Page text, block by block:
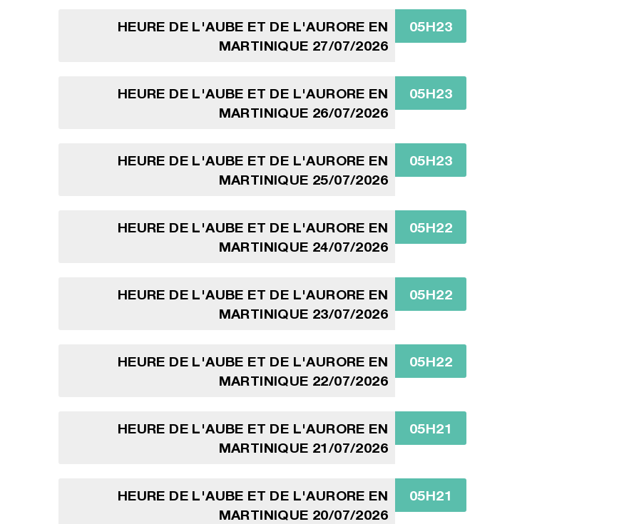
HEURE DE L'AUBE ET DE L'AURORE EN
MARTINIQUE 27/07/2026
05H23
HEURE DE L'AUBE ET DE L'AURORE EN
MARTINIQUE 26/07/2026
05H23
HEURE DE L'AUBE ET DE L'AURORE EN
MARTINIQUE 25/07/2026
05H23
HEURE DE L'AUBE ET DE L'AURORE EN
MARTINIQUE 24/07/2026
05H22
HEURE DE L'AUBE ET DE L'AURORE EN
MARTINIQUE 23/07/2026
05H22
HEURE DE L'AUBE ET DE L'AURORE EN
MARTINIQUE 22/07/2026
05H22
HEURE DE L'AUBE ET DE L'AURORE EN
MARTINIQUE 21/07/2026
05H21
HEURE DE L'AUBE ET DE L'AURORE EN
MARTINIQUE 20/07/2026
05H21